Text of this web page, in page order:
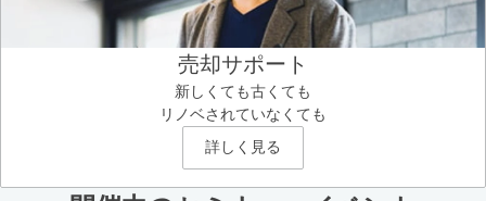
売却サポート
新しくても古くても
リノベされていなくても
詳しく見る